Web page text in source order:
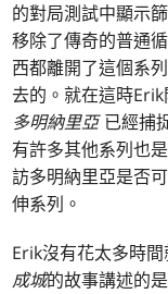
的對局測試中顯示
移除了傳奇的普通
西都離開了這個系
去的。就在這時
多明納里亞已經捕
有許多其他系列也
訪多明納里亞是否
伸系列。
Erik沒有花太多時
成城的故事講述的